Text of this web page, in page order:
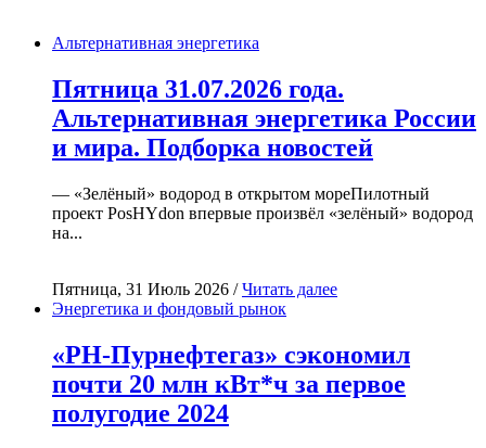
Альтернативная энергетика
Пятница 31.07.2026 года.
Альтернативная энергетика России
и мира. Подборка новостей
— «Зелёный» водород в открытом мореПилотный
проект PosHYdon впервые произвёл «зелёный» водород
на...
Пятница, 31 Июль 2026 /Читать далее
Энергетика и фондовый рынок
«РН-Пурнефтегаз» сэкономил
почти 20 млн кВт*ч за первое
полугодие 2024